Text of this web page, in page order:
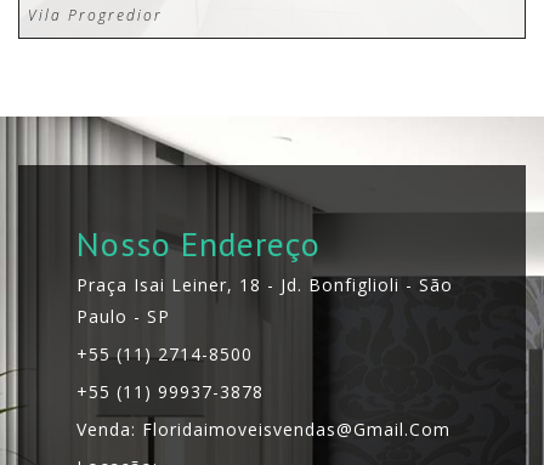
Vila Progredior
Nosso Endereço
Praça Isai Leiner, 18 - Jd. Bonfiglioli - São
Paulo - SP
+55 (11) 2714-8500
+55 (11) 99937-3878
Venda: Floridaimoveisvendas@gmail.com